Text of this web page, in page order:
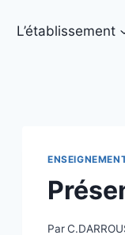
L’établissement
Par